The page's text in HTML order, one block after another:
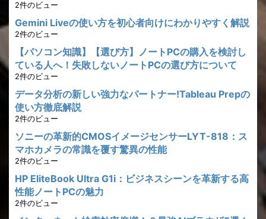
2件のビュー
Gemini Liveの使い方を初心者向けにわかりやすく解説
2件のビュー
【パソコン知識】【選び方】ノートPCの購入を検討し
ている人へ！失敗しないノートPCの選び方について
2件のビュー
データ分析の新しい強力なパートナー!Tableau Prepの
使い方徹底解説
2件のビュー
ソニーの革新的CMOSイメージセンサーLYT-818：ス
マホカメラの常識を覆す驚異の性能
2件のビュー
HP EliteBook Ultra G1i：ビジネスシーンを革新する高
性能ノートPCの魅力
2件のビュー